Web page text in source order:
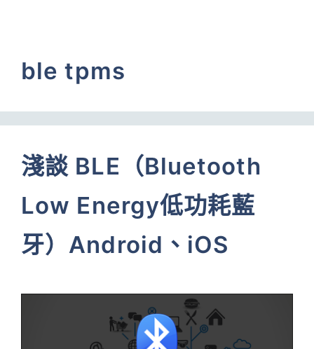
ble tpms
淺談 BLE（Bluetooth
Low Energy低功耗藍
牙）Android、iOS